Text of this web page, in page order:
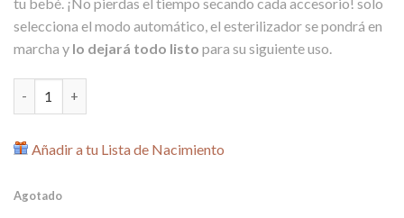
selecciona el modo automático, el esterilizador se pondrá en
marcha y lo dejará todo listo para su siguiente uso.
Añadir a tu Lista de Nacimiento
Agotado